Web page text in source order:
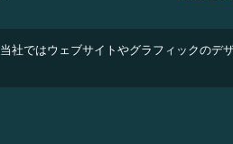
当社ではウェブサイトやグラフィックのデ